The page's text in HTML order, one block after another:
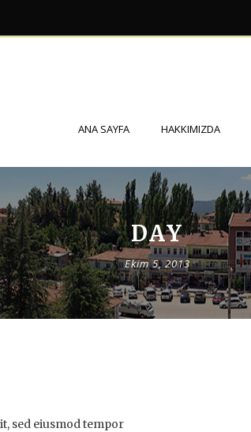
ANA SAYFA HAKKIMIZDA
DAY
Ekim 5, 2013
sed eiusmod tempor